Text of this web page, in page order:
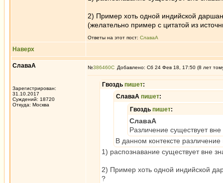
2) Пример хоть одной индийской
(желательно пример с цитатой из
Ответы на этот пост: СлаваА
Наверх
СлаваА
Зарегистрирован:
31.10.2017
Суждений: 18720
Откуда: Москва
№386460 Добавлено: Сб 24 Фев 18, 17:50 (8 лет
Гвоздь пишет:
СлаваА пишет:
Гвоздь пишет:
СлаваА
Различение существует
В данном контексте
1) распознавание существует вне
2) Пример хоть одной индийской
?